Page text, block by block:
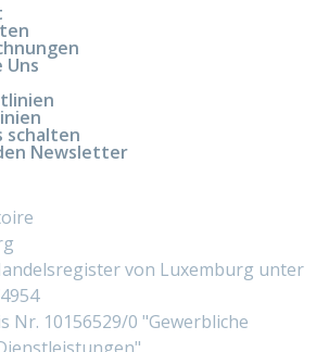
schalten
Newsletter
von Luxemburg unter
Nr. 10156529/0 "Gewerbliche